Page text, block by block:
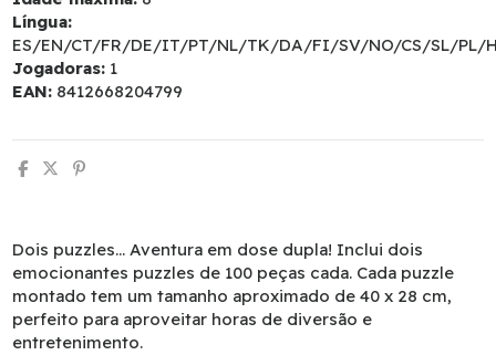
Língua:
ES/EN/CT/FR/DE/IT/PT/NL/TK/DA/FI/SV/NO/CS/SL/PL/
Jogadoras: 1
EAN: 8412668204799
Dois puzzles... Aventura em dose dupla! Inclui dois
emocionantes puzzles de 100 peças cada. Cada puzzle
montado tem um tamanho aproximado de 40 x 28 cm,
perfeito para aproveitar horas de diversão e
entretenimento.